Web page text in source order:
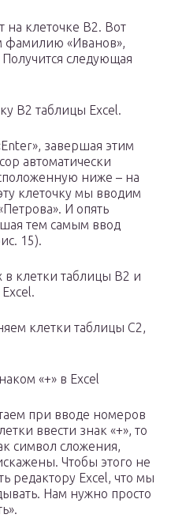
на клеточке B2. Вот
фамилию «Иванов»,
следующая
B2 таблицы Excel.
завершая этим
автоматически
ниже – на
клеточку мы вводим
И опять
тем самым ввод
15).
в клетки таблицы B2 и
клетки таблицы C2,
«+» в Excel
при вводе номеров
ввести знак «+», то
символ сложения,
Чтобы этого не
редактору Excel, что мы
Нам нужно просто